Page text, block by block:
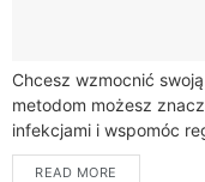
Chcesz wzmocnić
metodom możesz
infekcjami i wspomóc
wykorzystać moc
READ MORE